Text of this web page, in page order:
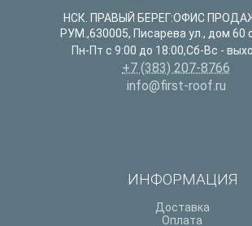
НСК. ПРАВЫЙ БЕРЕГ:ОФИС
РУМ.,630005, Писарева ул., дом 60
Пн-Пт с 9:00 до 18:00,Сб-Вс -
+7 (383) 207-8766
info@first-roof.ru
ИНФОРМАЦИЯ
Доставка
Оплата